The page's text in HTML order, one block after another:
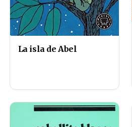
La isla de Abel